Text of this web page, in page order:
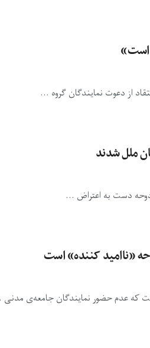
است»
از دعوت نمایندگان گروه ...
ملل شدند
دست به اعتراض ...
«ناامید کننده» است
که عدم حضور نمایندگان جامعه‌ی